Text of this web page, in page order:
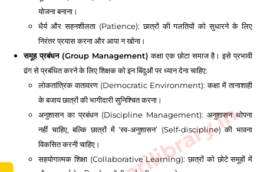
योजना बनाना।
धैर्य और सहनशीलता (Patience): छात्रों की गलतियों को सुधारने के लिए
निरंतर प्रयास करना और आपा न खोना।
समूह प्रबंधन (Group Management) कक्षा एक छोटा समाज है। इसे प्रभावी
ढंग से प्रबंधित करने के लिए शिक्षक को इन बिंदुओं पर ध्यान देना चाहिए:
लोकतांत्रिक वातावरण (Democratic Environment): कक्षा में तानाशाही
के बजाय छात्रों की भागीदारी सुनिश्चित करना।
अनुशासन का प्रबंधन (Discipline Management): अनुशासन थोपना
नहीं चाहिए, बल्कि छात्रों में ‘स्व-अनुशासन’ (Self-discipline) की भावना
विकसित करनी चाहिए।
सहयोगात्मक शिक्षा (Collaborative Learning): छात्रों को छोटे समूहों में